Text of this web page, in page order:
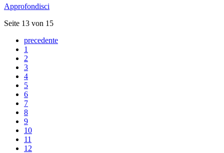
Approfondisci
Seite 13 von 15
precedente
1
2
3
4
5
6
7
8
9
10
11
12